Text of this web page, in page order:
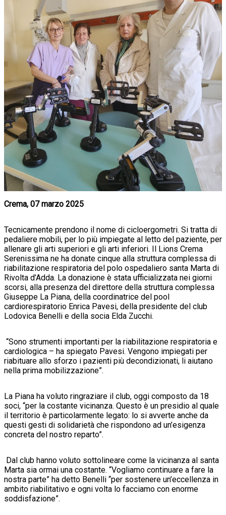
Crema, 07 marzo 2025
Tecnicamente prendono il nome di cicloergometri. Si tratta di
pedaliere mobili, per lo più impiegate al letto del paziente, per
allenare gli arti superiori e gli arti inferiori. Il Lions Crema
Serenissima ne ha donate cinque alla struttura complessa di
riabilitazione respiratoria del polo ospedaliero santa Marta di
Rivolta d’Adda. La donazione è stata ufficializzata nei giorni
scorsi, alla presenza del direttore della struttura complessa
Giuseppe La Piana, della coordinatrice del pool
cardiorespiratorio Enrica Pavesi, della presidente del club
Lodovica Benelli e della socia Elda Zucchi.
“Sono strumenti importanti per la riabilitazione respiratoria e
cardiologica – ha spiegato Pavesi. Vengono impiegati per
riabituare allo sforzo i pazienti più decondizionati, li aiutano
nella prima mobilizzazione”.
La Piana ha voluto ringraziare il club, oggi composto da 18
soci, “per la costante vicinanza. Questo è un presidio al quale
il territorio è particolarmente legato: lo si avverte anche da
questi gesti di solidarietà che rispondono ad un’esigenza
concreta del nostro reparto”.
Dal club hanno voluto sottolineare come la vicinanza al santa
Marta sia ormai una costante. “Vogliamo continuare a fare la
nostra parte” ha detto Benelli “per sostenere un’eccellenza in
ambito riabilitativo e ogni volta lo facciamo con enorme
soddisfazione”.